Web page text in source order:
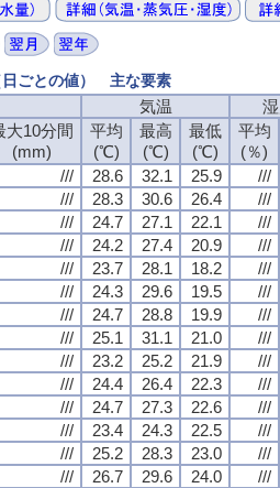
ごとの値） 主な要素
気温
大10分間
(mm)
平均
(℃)
最高
(℃)
最低
(℃)
平均
(％)
/// 28.6 32.1 25.9
///
/// 28.3 30.6 26.4
///
/// 24.7 27.1 22.1
///
/// 24.2 27.4 20.9
///
/// 23.7 28.1 18.2
///
/// 24.3 29.6 19.5
///
/// 24.7 28.8 19.9
///
/// 25.1 31.1 21.0
///
/// 23.2 25.2 21.9
///
/// 24.4 26.4 22.3
///
/// 24.7 27.3 22.6
///
/// 23.4 24.3 22.5
///
/// 25.2 28.3 23.0
///
/// 26.7 29.6 24.0
///
気温
大10分間
(mm)
平均
(℃)
最高
(℃)
最低
(℃)
平均
(％)
/// 28.6 32.1 25.9
///
/// 28.3 30.6 26.4
///
/// 24.7 27.1 22.1
///
/// 24.2 27.4 20.9
///
/// 23.7 28.1 18.2
///
/// 24.3 29.6 19.5
///
/// 24.7 28.8 19.9
///
/// 25.1 31.1 21.0
///
/// 23.2 25.2 21.9
///
/// 24.4 26.4 22.3
///
/// 24.7 27.3 22.6
///
/// 23.4 24.3 22.5
///
/// 25.2 28.3 23.0
///
/// 26.7 29.6 24.0
///
気温
大10分間
(mm)
平均
(℃)
最高
(℃)
最低
(℃)
平均
(％)
/// 28.6 32.1 25.9
///
/// 28.3 30.6 26.4
///
/// 24.7 27.1 22.1
///
/// 24.2 27.4 20.9
///
/// 23.7 28.1 18.2
///
/// 24.3 29.6 19.5
///
/// 24.7 28.8 19.9
///
/// 25.1 31.1 21.0
///
/// 23.2 25.2 21.9
///
/// 24.4 26.4 22.3
///
/// 24.7 27.3 22.6
///
/// 23.4 24.3 22.5
///
/// 25.2 28.3 23.0
///
/// 26.7 29.6 24.0
///
気温
大10分間
(mm)
平均
(℃)
最高
(℃)
最低
(℃)
平均
(％)
/// 28.6 32.1 25.9
///
/// 28.3 30.6 26.4
///
/// 24.7 27.1 22.1
///
/// 24.2 27.4 20.9
///
/// 23.7 28.1 18.2
///
/// 24.3 29.6 19.5
///
/// 24.7 28.8 19.9
///
/// 25.1 31.1 21.0
///
/// 23.2 25.2 21.9
///
/// 24.4 26.4 22.3
///
/// 24.7 27.3 22.6
///
/// 23.4 24.3 22.5
///
/// 25.2 28.3 23.0
///
/// 26.7 29.6 24.0
///